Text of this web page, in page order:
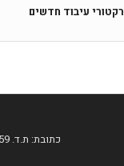
עיבוד חדשים
כתובת: ת.ד. 959, חרוצים, מיקוד 60917